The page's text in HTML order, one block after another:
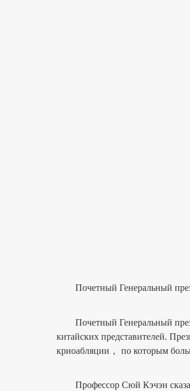
Почетный Генеральный
Почетный Генеральный
китайских представителей.
криоабляции， по которым
Профессор Сюй Кэчэн сказал